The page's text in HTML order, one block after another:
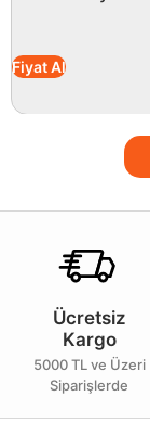
Fiyat Al
Ücretsiz
Kargo
5000 TL ve Üzeri
Siparişlerde